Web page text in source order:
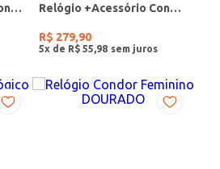
Relógio + Acessório Condor Feminino PRATA Relógio +Acessório Condor Feminino DOURADO
R$ 279,90
5x de R$ 55 98